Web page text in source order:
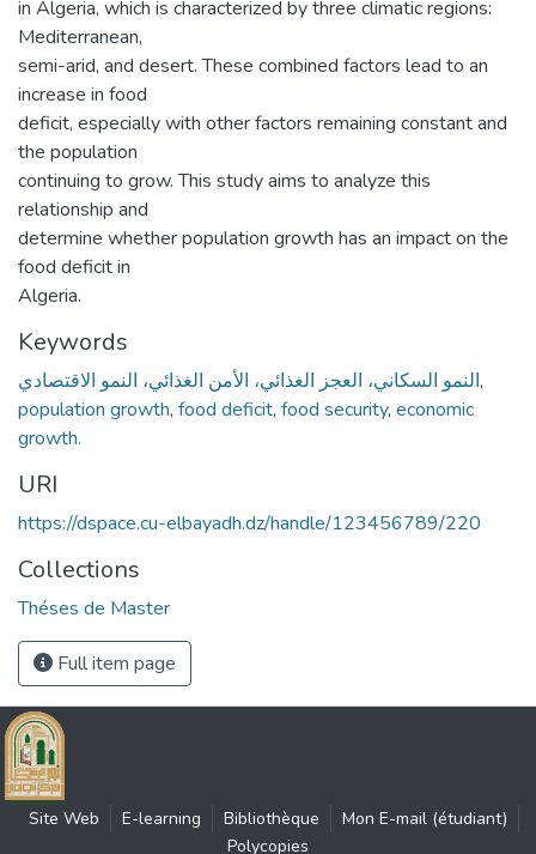
in Algeria, which is characterized by three climatic regions:
Mediterranean,
semi-arid, and desert. These combined factors lead to an
increase in food
deficit, especially with other factors remaining constant and
the population
continuing to grow. This study aims to analyze this
relationship and
determine whether population growth has an impact on the
food deficit in
Algeria.
Keywords
النمو السكاني، العجز الغذائي، الأمن الغذائي، النمو الاقتصادي,
population growth, food deficit, food security, economic
growth.
URI
https://dspace.cu-elbayadh.dz/handle/123456789/220
Collections
Théses de Master
Full item page
Site Web E-learning Bibliothèque
Mon E-mail (étudiant)
Polycopies